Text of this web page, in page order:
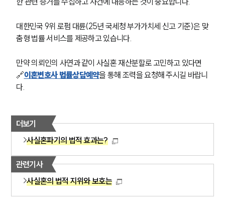
오시는 길
글로벌 파트너 로펌
고객의 소리
AI대륜
사례분석/최신동향
법률지식인
이혼소송·상담후기
업무분야
대한민국 9위 로펌 대륜(25년 국세청 부가가치세 신고 기준)은 맞
춤형 법률 서비스를 제공하고 있습니다.
만약 의뢰인의 사연과 같이 사실혼 재산분할로 고민하고 있다면
🔗이혼변호사 법률상담예약을 통해 조력을 요청해 주시길 바랍니
다.
더보기
사실혼파기의 법적 효과는?
관련기사
사실혼의 법적 지위와 보호는